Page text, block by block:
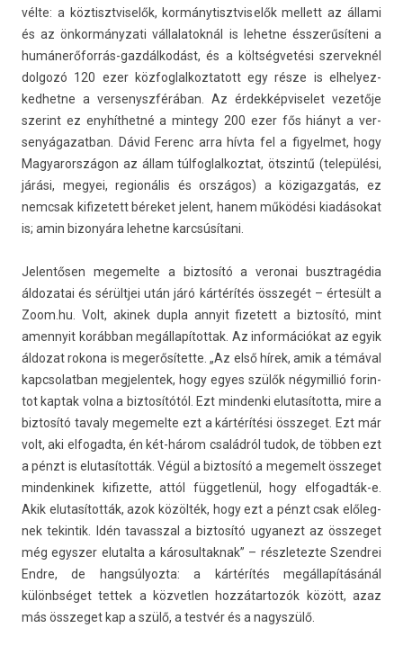
vélte: a köz­tisztviselők, kor­mánytisztviselők mel­lett az állami
és az önkor­mányzati vál­lalatok­nál is lehet­ne ésszerűsíteni a
humánerőforrás-gazdálkodást, és a költségvetési szer­veknél
dol­gozó 120 ezer köz­foglal­koztatott egy része is el­helyez­
kedhet­ne a ver­senyszférában. Az érdek­képviselet vezetője
szerint ez enyhíthetné a min­tegy 200 ezer fős hiányt a ver­
senyágazat­ban. Dávid Ferenc arra hívta fel a figyel­met, hogy
Magyarországon az állam túl­foglal­koztat, ötszintű (települési,
járási, megyei, re­gionális és országos) a közigaz­gatás, ez
nemcsak kifizetett béreket jelent, hanem működési kiadásokat
is; amin bi­zonyára lehet­ne karcsúsítani.
Jelen­tős­en megemel­te a bi­ztosító a veronai busztragédia
áldozatai és sérültjei után járó kártérítés összegét – értesült a
Zoom.hu. Volt, akinek dupla an­nyit fizetett a bi­ztosító, mint
amen­nyit korábban megál­lapítot­tak. Az in­for­mációkat az egyik
áldozat rokona is megerősítette. „Az első hírek, amik a témával
kapcsolat­ban meg­jelen­tek, hogy egyes szülők négymil­lió forin­
tot kap­tak volna a bi­ztosítótól. Ezt min­denki elutasítot­ta, mire a
bi­ztosító tava­ly megemel­te ezt a kártérítési összeget. Ezt már
volt, aki el­fogad­ta, én két-három családról tudok, de többen ezt
a pénzt is elutasítot­ták. Végül a bi­ztosító a megemelt összeget
min­denkinek kifizet­te, attól füg­getlenül, hogy elfogadták-e.
Akik elutasítot­ták, azok közölték, hogy ezt a pénzt csak előleg­
nek tekin­tik. Idén tavassz­al a bi­ztosító ugyanezt az összeget
még egysz­er elutal­ta a károsul­taknak” – részletez­te Szendrei
Endre, de han­gsúlyoz­ta: a kártérítés megállapításánál
különbséget tet­tek a köz­vetl­en hoz­zátar­tozók között, azaz
más összeget kap a szülő, a testvér és a nagys­zülő.